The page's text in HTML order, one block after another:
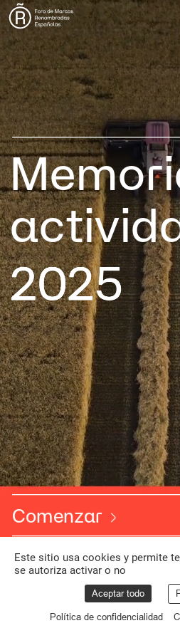
Este sitio usa cookies y permite
se autoriza activar o no
Aceptar todo
Política de confidencialidad
2025
Comenzar